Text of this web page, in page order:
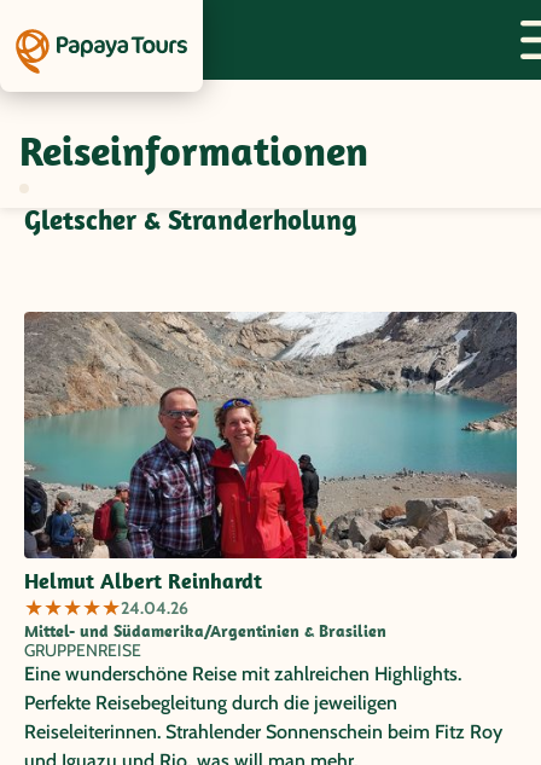
Reiseinformationen
Feedback zur Gruppenreise
Gletscher & Stranderholung
Helmut Albert Reinhardt
★★★★★24.04.26
Mittel- und Südamerika/Argentinien & Brasilien
GRUPPENREISE
Eine wunderschöne Reise mit zahlreichen Highlights.
Perfekte Reisebegleitung durch die jeweiligen
Reiseleiterinnen. Strahlender Sonnenschein beim Fitz Roy